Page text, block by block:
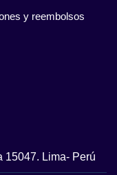
y reembolsos
15047. Lima- Perú